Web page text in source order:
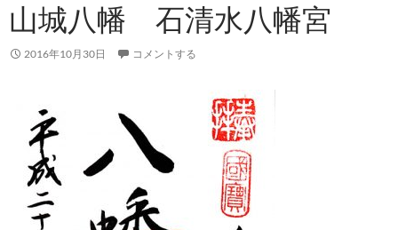
山城八幡 石清水八幡宮
2016年10月30日 コメントする